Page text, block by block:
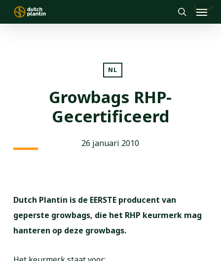
Skip
to
search
Menu
NL
Growbags RHP-
Gecertificeerd
26 januari 2010
Dutch Plantin is de EERSTE producent van
geperste growbags, die het RHP keurmerk mag
hanteren op deze growbags.